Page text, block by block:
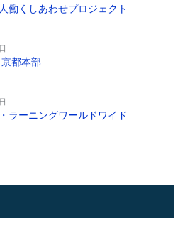
働くしあわせプロジェクト
都本部
ラーニングワールドワイド